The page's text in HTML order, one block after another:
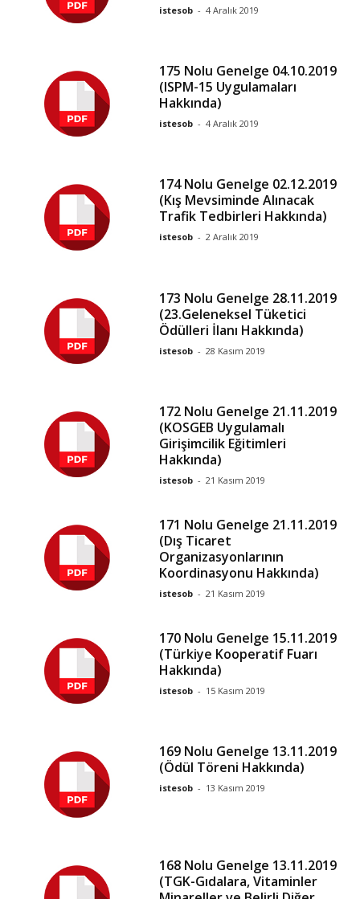
istesob - 4 Aralık 2019
175 Nolu Genelge 04.10.2019
(ISPM-15 Uygulamaları
Hakkında)
istesob - 4 Aralık 2019
174 Nolu Genelge 02.12.2019
(Kış Mevsiminde Alınacak
Trafik Tedbirleri Hakkında)
istesob - 2 Aralık 2019
173 Nolu Genelge 28.11.2019
(23.Geleneksel Tüketici
Ödülleri İlanı Hakkında)
istesob - 28 Kasım 2019
172 Nolu Genelge 21.11.2019
(KOSGEB Uygulamalı
Girişimcilik Eğitimleri
Hakkında)
istesob - 21 Kasım 2019
171 Nolu Genelge 21.11.2019
(Dış Ticaret
Organizasyonlarının
Koordinasyonu Hakkında)
istesob - 21 Kasım 2019
170 Nolu Genelge 15.11.2019
(Türkiye Kooperatif Fuarı
Hakkında)
istesob - 15 Kasım 2019
169 Nolu Genelge 13.11.2019
(Ödül Töreni Hakkında)
istesob - 13 Kasım 2019
168 Nolu Genelge 13.11.2019
(TGK-Gıdalara, Vitaminler